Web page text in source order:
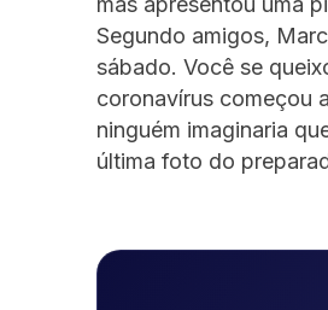
Segundo amigos,
sábado. Você se
coronavírus começou
ninguém imaginaria
última foto do